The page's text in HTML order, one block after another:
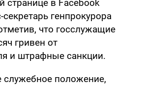
странице в Facebook
генпрокурора
что госслужащие
гривен от
и штрафные санкции.
служебное положение,